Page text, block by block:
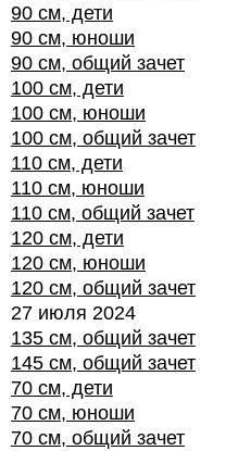
90 см, дети
90 см, юноши
90 см, общий зачет
100 см, дети
100 см, юноши
100 см, общий зачет
110 см, дети
110 см, юноши
110 см, общий зачет
120 см, дети
120 см, юноши
120 см, общий зачет
27 июля 2024
135 см, общий зачет
145 см, общий зачет
70 см, дети
70 см, юноши
70 см, общий зачет